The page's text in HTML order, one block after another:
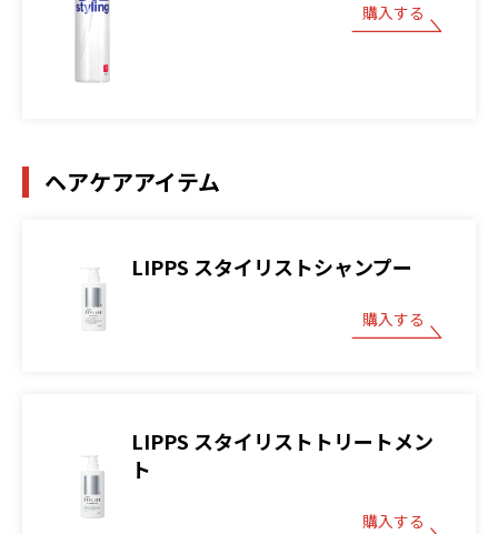
購入する
ヘアケアアイテム
LIPPS スタイリストシャンプー
購入する
LIPPS スタイリストトリートメン
ト
購入する